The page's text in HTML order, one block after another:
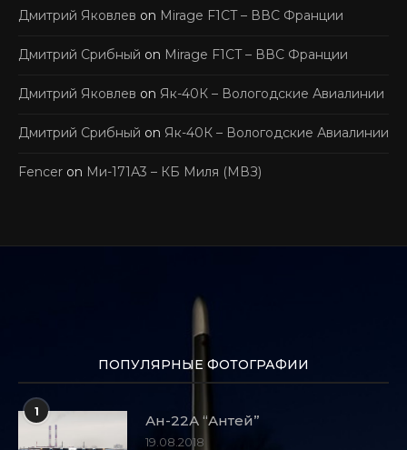
Дмитрий Яковлев on Mirage F1CT – ВВС Франции
Дмитрий Срибный on Mirage F1CT – ВВС Франции
Дмитрий Яковлев on Як-40К – Вологодские Авиалинии
Дмитрий Срибный on Як-40К – Вологодские Авиалинии
Fencer on Ми-171А3 – КБ Миля (МВЗ)
ПОПУЛЯРНЫЕ ФОТОГРАФИИ
1
Ан-22А “Антей”
19.08.2018